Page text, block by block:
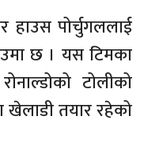
हाउस पोर्चुगललाई
छ । यस टिमका
टोलीको
खेलाडी तयार रहेको